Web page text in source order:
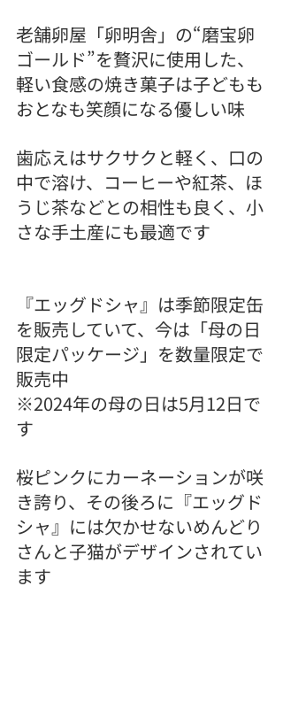
老舗卵屋「卵明舎」の“磨宝卵
ゴールド”を贅沢に使用した、
軽い食感の焼き菓子は子どもも
おとなも笑顔になる優しい味
歯応えはサクサクと軽く、口の
中で溶け、コーヒーや紅茶、ほ
うじ茶などとの相性も良く、小
さな手土産にも最適です
『エッグドシャ』は季節限定缶
を販売していて、今は「母の日
限定パッケージ」を数量限定で
販売中
※2024年の母の日は5月12日で
す
桜ピンクにカーネーションが咲
き誇り、その後ろに『エッグド
シャ』には欠かせないめんどり
さんと子猫がデザインされてい
ます